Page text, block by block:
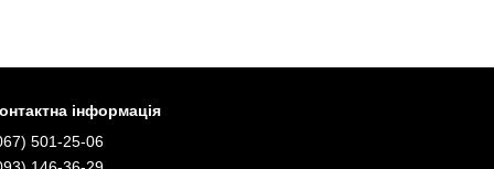
інформація
501-25-06